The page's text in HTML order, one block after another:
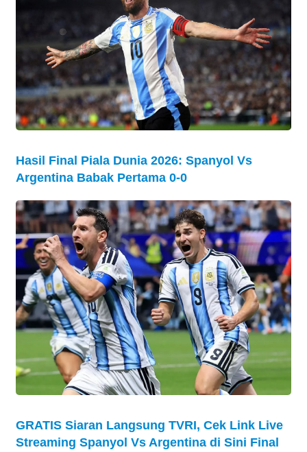
Hasil Final Piala Dunia 2026: Spanyol Vs
Argentina Babak Pertama 0-0
GRATIS Siaran Langsung TVRI, Cek Link Live
Streaming Spanyol Vs Argentina di Sini Final